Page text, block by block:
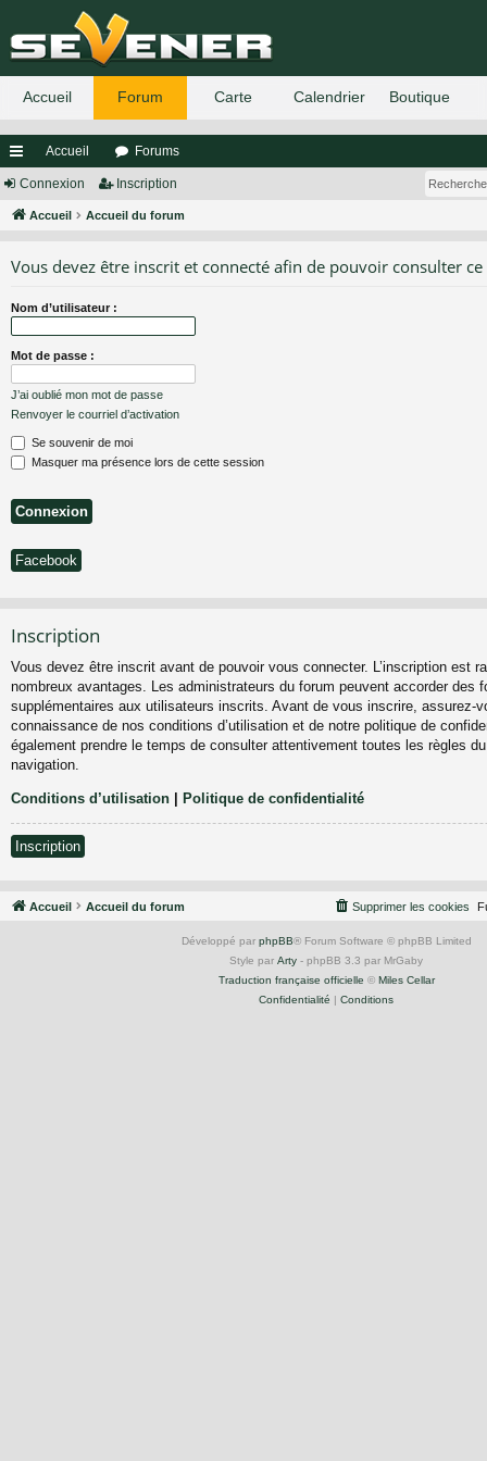
ac
co
s
Accueil Forums
Connexion Inscription
Accueil Accueil du forum
Vous devez être inscrit et connecté afin de pouvoir consulter
Nom d’utilisateur :
Mot de passe :
J’ai oublié mon mot de passe
Renvoyer le courriel d’activation
Se souvenir de moi
Masquer ma présence lors de cette session
Facebook
Inscription
Vous devez être inscrit avant de pouvoir vous connecter. L’inscription est
nombreux avantages. Les administrateurs du forum peuvent accorder des
supplémentaires aux utilisateurs inscrits. Avant de vous inscrire, assurez-
connaissance de nos conditions d’utilisation et de notre politique de
également prendre le temps de consulter attentivement toutes les règles
navigation.
Conditions d’utilisation | Politique de confidentialité
Inscription
Accueil Accueil du forum Supprimer les cookies
Développé par phpBB® Forum Software © phpBB Limited
Style par Arty - phpBB 3.3 par MrGaby
Traduction française officielle © Miles Cellar
Confidentialité | Conditions